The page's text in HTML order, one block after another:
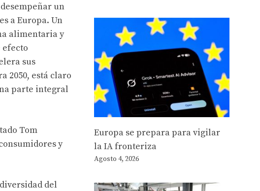
un
a Europa. Un
alimentaria y
efecto
sus
2050, está claro
parte integral
Tom
y
del
Europa se prepara para vigilar
la IA fronteriza
Agosto 4, 2026